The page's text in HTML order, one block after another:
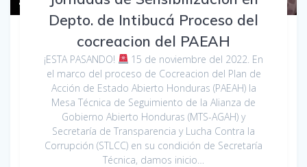
Depto. de Intibucá Proceso del
cocreacion del PAEAH
¡ESTA PASANDO!
15 de noviembre del 2022. En
el marco del proceso de Cocreacion del Plan de
Acción de Estado Abierto Honduras (PAEAH) la
Mesa Técnica de Seguimiento de la Alianza de
Gobierno Abierto Honduras (MTS-AGAH) y
Secretaría de Transparencia y Lucha Contra la
Corrupción (STLCC) en su condición de Secretaría
Técnica, damos inicio…